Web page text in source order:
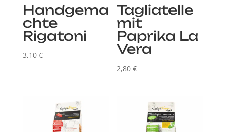
Handgema
chte
Rigatoni
3,10 €
Tagliatelle
mit
Paprika La
Vera
2,80€